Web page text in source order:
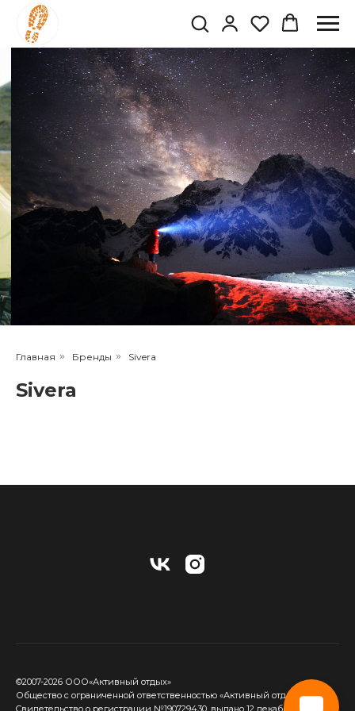
Главная » Бренды » Sivera
Sivera
©2007-2026 ООО«Активный отдых»
Общество с ограниченной ответственностью «Активный отдых»
Cвидетельство о регистрации №190729430, выдано 12 декабря 2017